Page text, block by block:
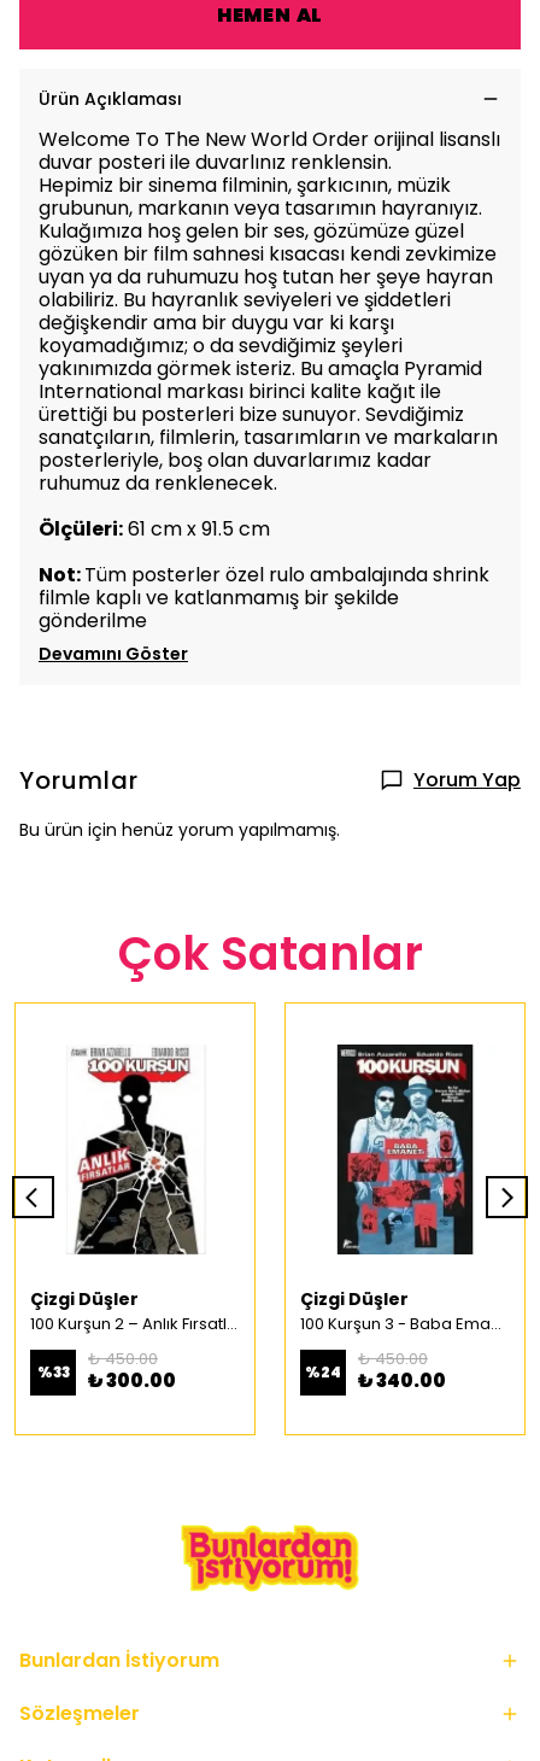
HEMEN AL
Ürün Açıklaması
Welcome To The New World Order orijinal lisanslı
duvar posteri ile duvarlınız renklensin.
Hepimiz bir sinema filminin, şarkıcının, müzik
grubunun, markanın veya tasarımın hayranıyız.
Kulağımıza hoş gelen bir ses, gözümüze güzel
gözüken bir film sahnesi kısacası kendi zevkimize
uyan ya da ruhumuzu hoş tutan her şeye hayran
olabiliriz. Bu hayranlık seviyeleri ve şiddetleri
değişkendir ama bir duygu var ki karşı
koyamadığımız; o da sevdiğimiz şeyleri
yakınımızda görmek isteriz. Bu amaçla Pyramid
International markası birinci kalite kağıt ile
ürettiği bu posterleri bize sunuyor. Sevdiğimiz
sanatçıların, filmlerin, tasarımların ve markaların
posterleriyle, boş olan duvarlarımız kadar
ruhumuz da renklenecek.
Ölçüleri:61 cm x 91.5 cm
Not:Tüm posterler özel rulo ambalajında shrink
filmle kaplı ve katlanmamış bir şekilde
gönderilme
Devamını Göster
Yorumlar Yorum Yap
Bu ürün için henüz yorum yapılmamış.
Çok Satanlar
Çizgi Düşler
100 Kurşun 2 – Anlık Fırsatlar Türkçe Çizgi Roman
%33
₺ 450.00
₺ 300.00
Çizgi Düşler
100 Kurşun 3 - Baba Emaneti Türkçe Çizgi Roman
%24
₺ 450.00
₺ 340.00
Bunlardan İstiyorum
Sözleşmeler